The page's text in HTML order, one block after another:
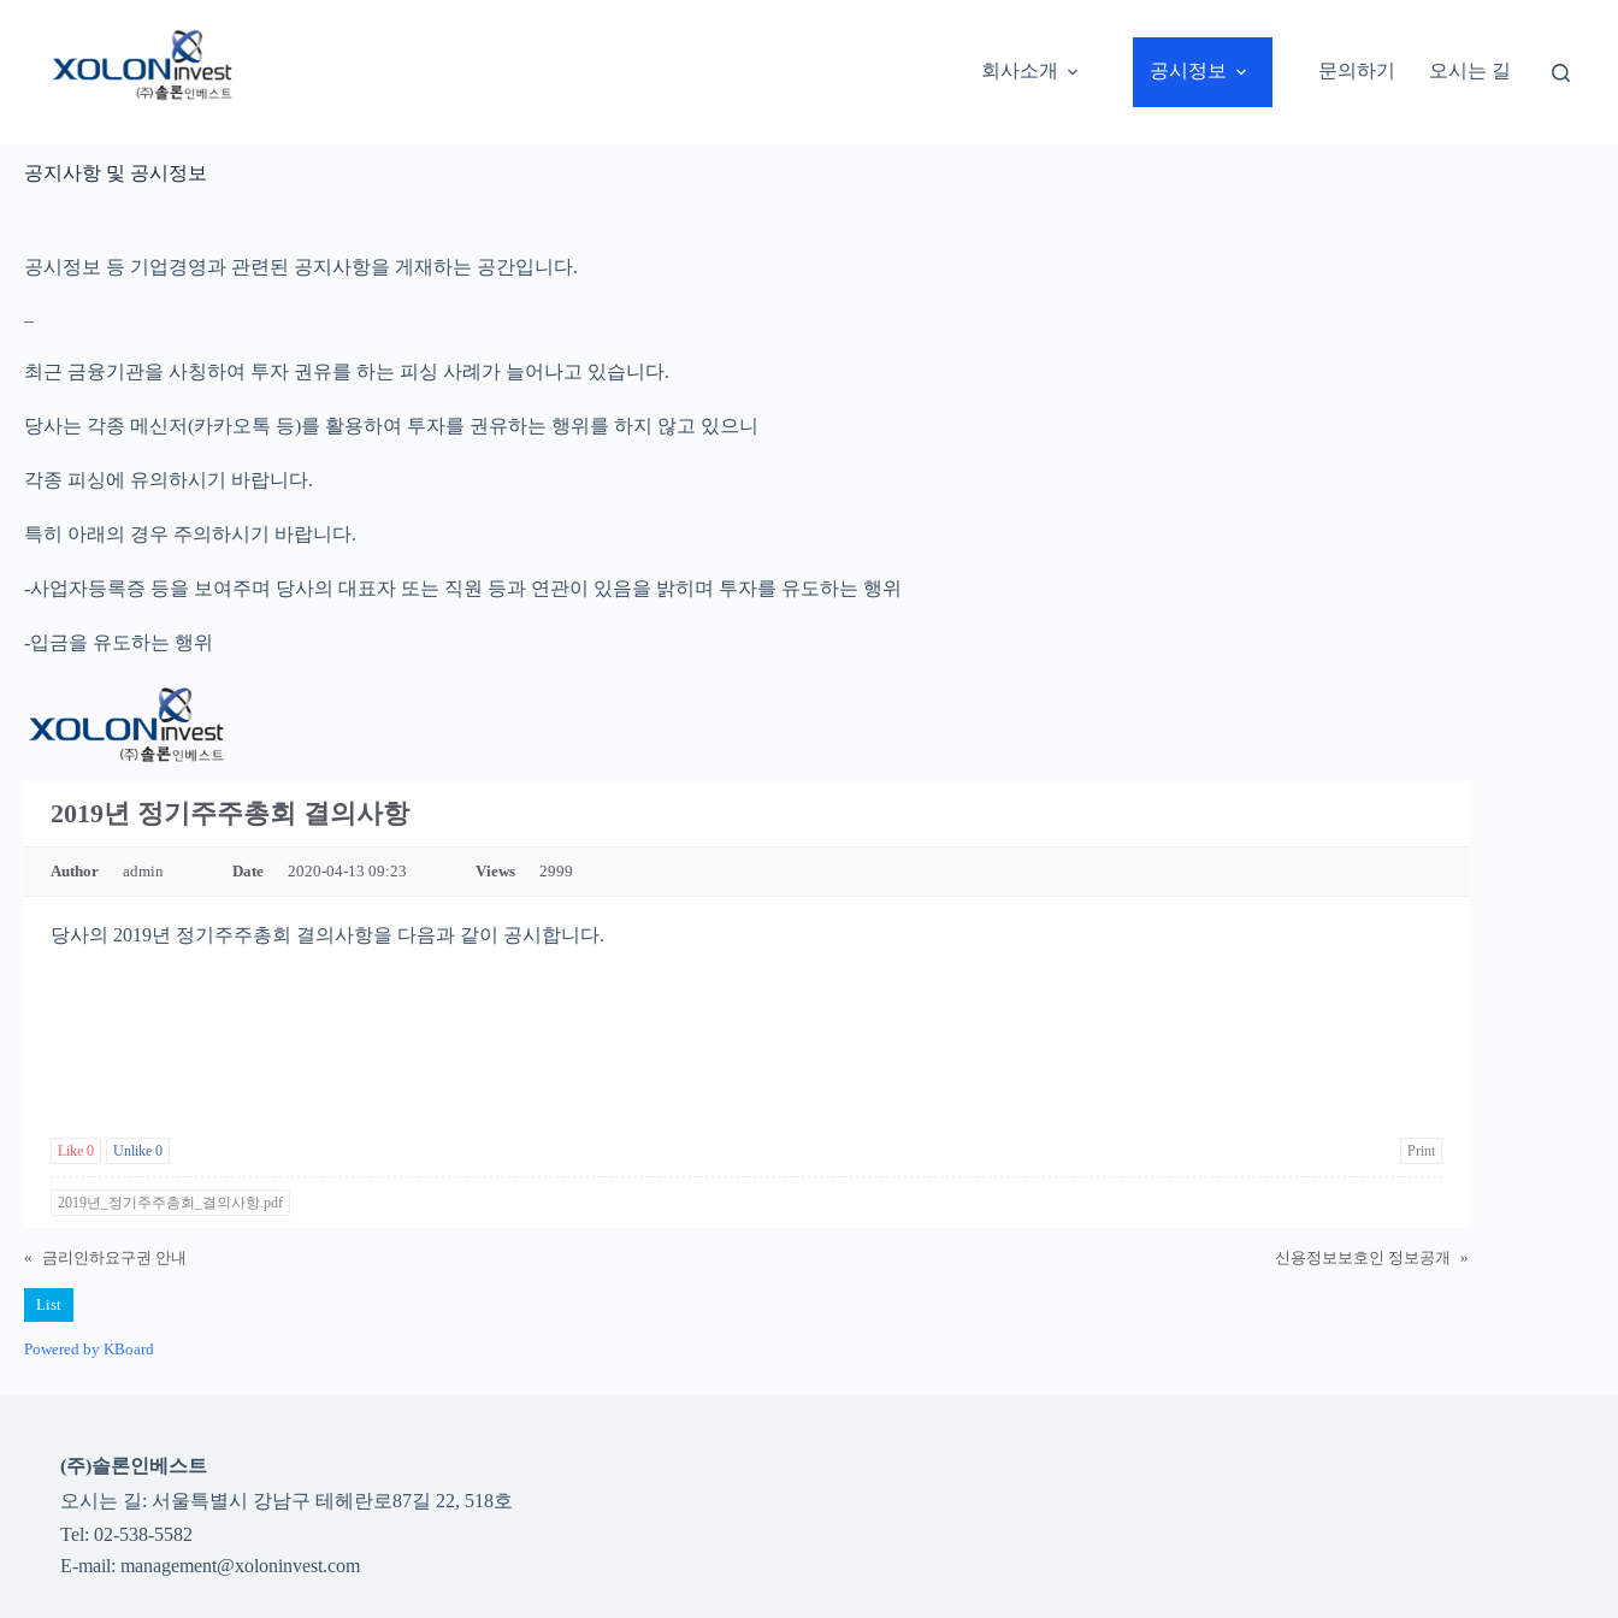
회사소개 공시정보 문의하기 오시는 길
공지사항 및 공시정보
공시정보 등 기업경영과 관련된 공지사항을 게재하는 공간입니다.
–
최근 금융기관을 사칭하여 투자 권유를 하는 피싱 사례가 늘어나고 있습니다.
당사는 각종 메신저(카카오톡 등)를 활용하여 투자를 권유하는 행위를 하지 않고 있으니
각종 피싱에 유의하시기 바랍니다.
특히 아래의 경우 주의하시기 바랍니다.
-사업자등록증 등을 보여주며 당사의 대표자 또는 직원 등과 연관이 있음을 밝히며 투자를 유도하는 행위
-입금을 유도하는 행위
2019년 정기주주총회 결의사항
Author admin Date 2020-04-13 09:23 Views 2999
당사의 2019년 정기주주총회 결의사항을 다음과 같이 공시합니다.
Like 0 Unlike 0 Print
2019년_정기주주총회_결의사항.pdf
« 금리인하요구권 안내 신용정보보호인 정보공개 »
List
Powered by KBoard
(주)솔론인베스트
오시는 길: 서울특별시 강남구 테헤란로87길 22, 518호
Tel: 02-538-5582
E-mail: management@xoloninvest.com